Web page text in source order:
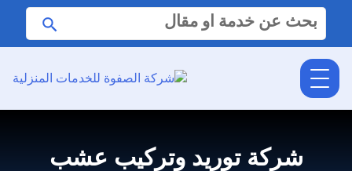
البحث
عن:
شركة توريد وتركيب عشب